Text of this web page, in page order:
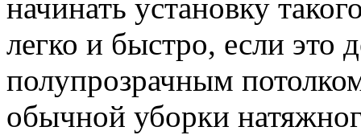
начинать установку
легко и быстро, если это
полупрозрачным
обычной уборки